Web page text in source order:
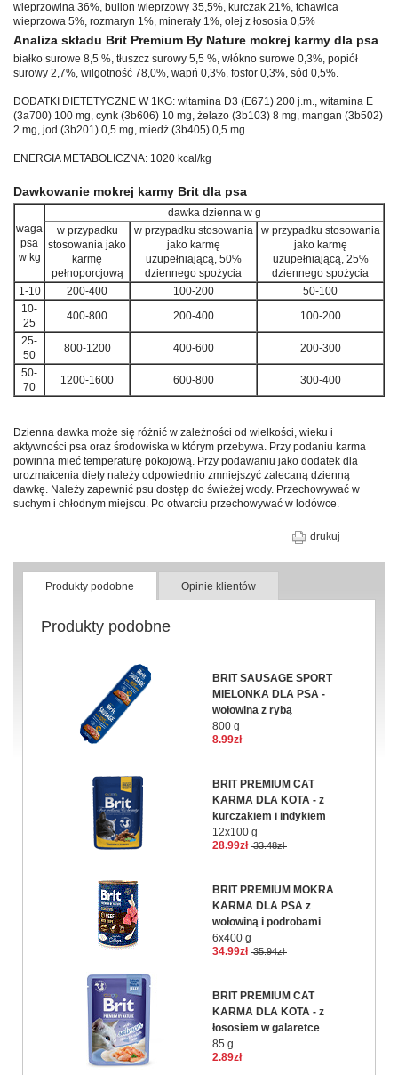
wieprzowina 36%, bulion wieprzowy 35,5%, kurczak 21%, tchawica
wieprzowa 5%, rozmaryn 1%, minerały 1%, olej z łososia 0,5%
Analiza składu Brit Premium By Nature mokrej karmy dla psa
białko surowe 8,5 %, tłuszcz surowy 5,5 %, włókno surowe 0,3%, popiół
surowy 2,7%, wilgotność 78,0%, wapń 0,3%, fosfor 0,3%, sód 0,5%.
DODATKI DIETETYCZNE W 1KG: witamina D3 (E671) 200 j.m., witamina E
(3a700) 100 mg, cynk (3b606) 10 mg, żelazo (3b103) 8 mg, mangan (3b502)
2 mg, jod (3b201) 0,5 mg, miedź (3b405) 0,5 mg.
ENERGIA METABOLICZNA: 1020 kcal/kg
Dawkowanie mokrej karmy Brit dla psa
waga
psa
w kg
dawka dzienna w g
w przypadku
stosowania jako
karmę
pełnoporcjową
w przypadku stosowania
jako karmę
uzupełniającą, 50%
dziennego spożycia
w przypadku stosowania
jako karmę
uzupełniającą, 25%
dziennego spożycia
1-10
200-400 100-200
50-100
10-
25
400-800 200-400
100-200
25-
50
800-1200 400-600
200-300
50-
70
1200-1600 600-800 300-400
Dzienna dawka może się różnić w zależności od wielkości, wieku i
aktywności psa oraz środowiska w którym przebywa. Przy podaniu karma
powinna mieć temperaturę pokojową. Przy podawaniu jako dodatek dla
urozmaicenia diety należy odpowiednio zmniejszyć zalecaną dzienną
dawkę. Należy zapewnić psu dostęp do świeżej wody. Przechowywać w
suchym i chłodnym miejscu. Po otwarciu przechowywać w lodówce.
drukuj
Produkty podobne Opinie klientów
Produkty podobne
BRIT SAUSAGE SPORT
MIELONKA DLA PSA -
wołowina z rybą
800 g
8.99zł
BRIT PREMIUM CAT
KARMA DLA KOTA - z
kurczakiem i indykiem
12x100 g
28.99zł 33.48zł
BRIT PREMIUM MOKRA
KARMA DLA PSA z
wołowiną i podrobami
6x400 g
34.99zł 35.94zł
BRIT PREMIUM CAT
KARMA DLA KOTA - z
łososiem w galaretce
85 g
2.89zł